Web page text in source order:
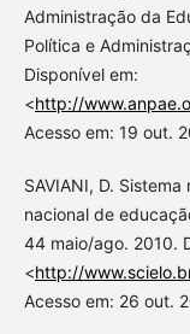
Administração da
Política e
Disponível em:
<http://
Acesso em: 19 out.
SAVIANI, D.
nacional de
44 maio/ago. 2010.
<http://
Acesso em: 26 out.